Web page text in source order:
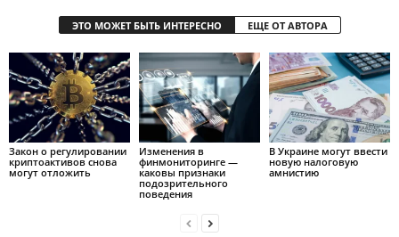
ЭТО МОЖЕТ БЫТЬ ИНТЕРЕСНО ЕЩЕ ОТ АВТОРА
Закон о регулировании
криптоактивов снова
могут отложить
Изменения в
финмониторинге —
каковы признаки
подозрительного
поведения
В Украине могут ввести
новую налоговую
амнистию